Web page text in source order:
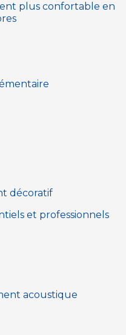
plus confortable en
décoratif
et professionnels
acoustique